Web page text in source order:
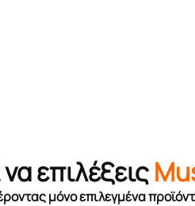
να επιλέξεις
μόνο επιλεγμένα